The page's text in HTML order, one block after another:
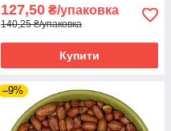
127,50 ₴/упаковка
140,25 ₴/упаковка
Купити
–9%